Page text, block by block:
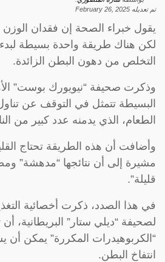
تم تعديله February 26, 2025
يقول خبراء الصحة إن فقدان الوزن
لكن هناك طريقة واحدة بسيطة
التخلص من دهون البطن الزائدة.
وذكرت صحيفة “نيويورك بوست”
البسيطة تتمثل في التوقف عن
الطعام، الذي يدمنه عدد كبير من
وأضافت أن هذه الطريقة تحتاج
مشيرة إلى أن نتائجها “مدهشة”
قليلة”.
في هذا الصدد، ذكرت أخصائية
لصحيفة “ديلي ستار” البريطانية،
“الكربوهيدرات المكررة” يمكن
انتفاخ البطن.